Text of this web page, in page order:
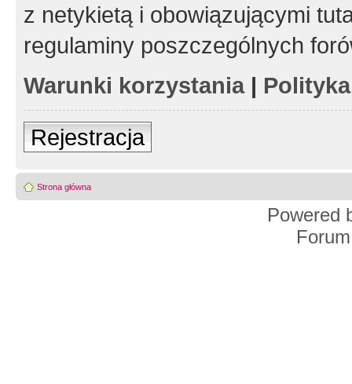
z netykietą i obowiązującymi
regulaminy poszczególnych
Warunki korzystania|
Rejestracja
Strona główna
Powered